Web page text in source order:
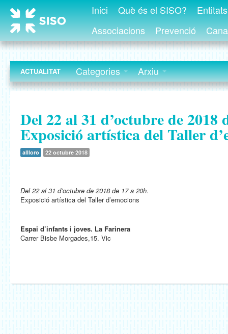
Inici Què és el SISO?
Associacions
Prevenció
ACTUALITAT Categories Arxiu
Del 22 al 31 d’octubre de 2018
Exposició artística del Taller
allloro 22 octubre 2018
Del 22 al 31 d’octubre de 2018 de 17 a 20h.
Exposició artística del Taller d’emocions
Espai d’infants i joves. La Farinera
Carrer Bisbe Morgades,15. Vic